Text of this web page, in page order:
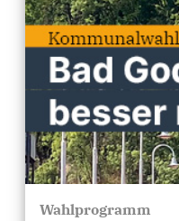
Wahlprogramm